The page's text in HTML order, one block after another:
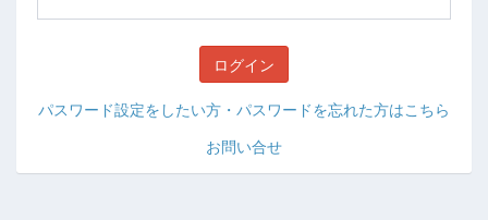
パスワード設定をしたい方・パスワードを忘れた方はこちら
お問い合せ